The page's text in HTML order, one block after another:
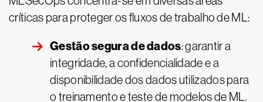
críticas para proteger os fluxos de trabalho de ML:
Gestão segura de dados: garantir a
integridade, a confidencialidade e a
disponibilidade dos dados utilizados para
o treinamento e teste de modelos de ML.